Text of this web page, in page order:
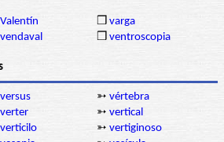
Valentín ❒ varga
vendaval ❒ ventroscopia
versus ➳ vértebra
verter ➳ vertical
verticilo ➳ vertiginoso